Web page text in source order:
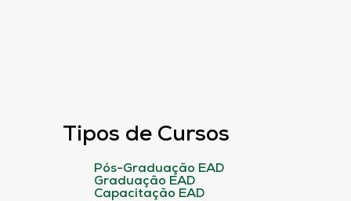
Tipos de Cursos
Pós-Graduação EAD
Graduação EAD
Capacitação EAD